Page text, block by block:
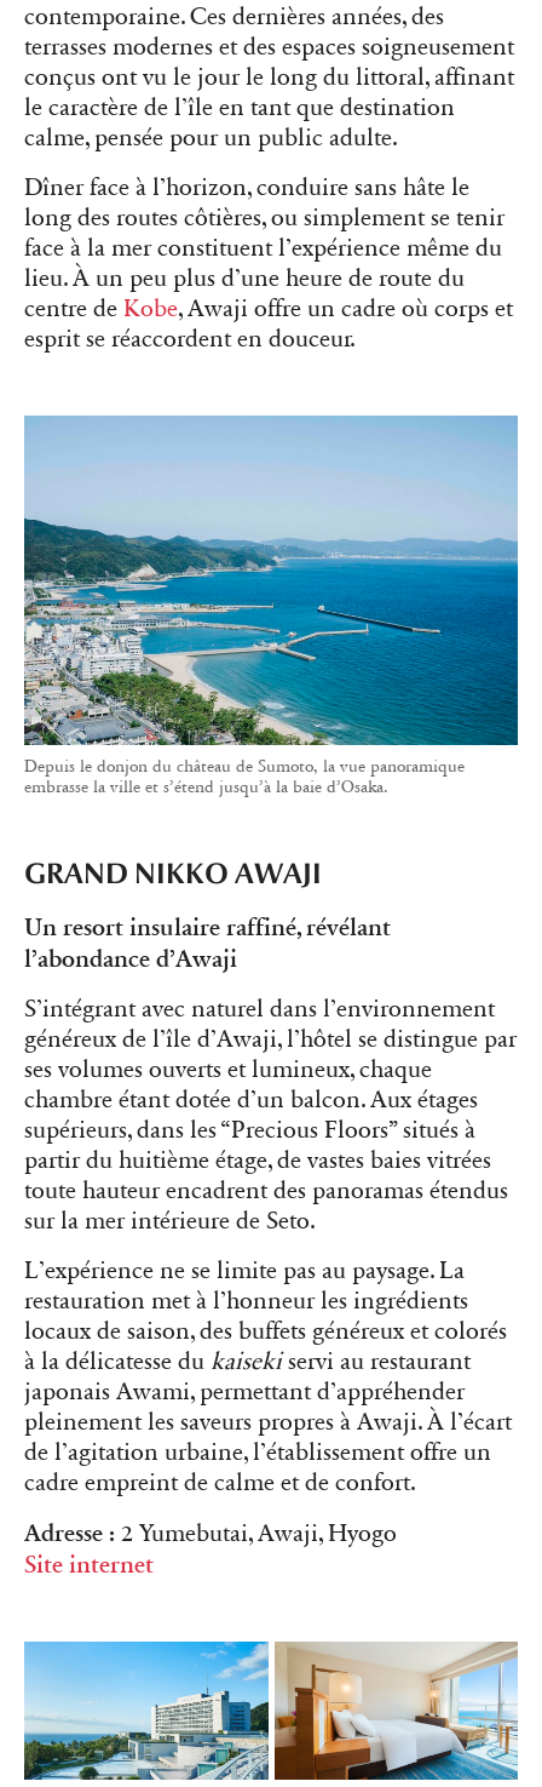
contemporaine. Ces dernières années, des
terrasses modernes et des espaces soigneusement
conçus ont vu le jour le long du littoral, affinant
le caractère de l’île en tant que destination
calme, pensée pour un public adulte.
Dîner face à l’horizon, conduire sans hâte le
long des routes côtières, ou simplement se tenir
face à la mer constituent l’expérience même du
lieu. À un peu plus d’une heure de route du
centre de Kobe, Awaji offre un cadre où corps et
esprit se réaccordent en douceur.
Depuis le donjon du château de Sumoto, la vue panoramique
embrasse la ville et s’étend jusqu’à la baie d’Osaka.
GRAND NIKKO AWAJI
Un resort insulaire raffiné, révélant
l’abondance d’Awaji
S’intégrant avec naturel dans l’environnement
généreux de l’île d’Awaji, l’hôtel se distingue par
ses volumes ouverts et lumineux, chaque
chambre étant dotée d’un balcon. Aux étages
supérieurs, dans les “Precious Floors” situés à
partir du huitième étage, de vastes baies vitrées
toute hauteur encadrent des panoramas étendus
sur la mer intérieure de Seto.
L’expérience ne se limite pas au paysage. La
restauration met à l’honneur les ingrédients
locaux de saison, des buffets généreux et colorés
à la délicatesse du kaisekiservi au restaurant
japonais Awami, permettant d’appréhender
pleinement les saveurs propres à Awaji. À l’écart
de l’agitation urbaine, l’établissement offre un
cadre empreint de calme et de confort.
Adresse : 2 Yumebutai, Awaji, Hyogo
Site internet